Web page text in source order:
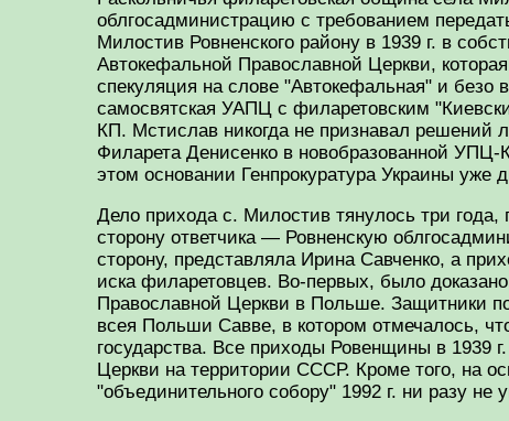
облгосадминистрацию с требованием
Милостив Ровненского району в 1939 г. в
Автокефальной Православной Церкви,
спекуляция на слове "Автокефальная" и безо
самосвятская УАПЦ с филаретовским
КП. Мстислав никогда не признавал решений
Филарета Денисенко в новобразованной
этом основании Генпрокуратура Украины
Дело прихода с. Милостив тянулось три года,
сторону ответчика — Ровненскую
сторону, представляла Ирина Савченко, а
иска филаретовцев. Во-первых, было
Православной Церкви в Польше. Защитники
всея Польши Савве, в котором отмечалось,
государства. Все приходы Ровенщины в 1939
Церкви на территории СССР. Кроме того, на
"объединительного собору" 1992 г. ни разу